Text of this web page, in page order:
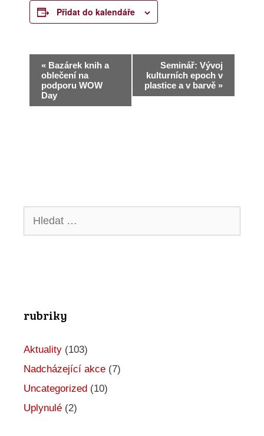
Přidat do kalendáře
v
e
p
k
e
« Bazárek knih a
oblečení na
podporu WOW
Day
Seminář: Vývoj
kulturních epoch v
plastice a v barvě »
Hledat:
rubriky
Aktuality (103)
Nadcházející akce (7)
Uncategorized (10)
Uplynulé (2)